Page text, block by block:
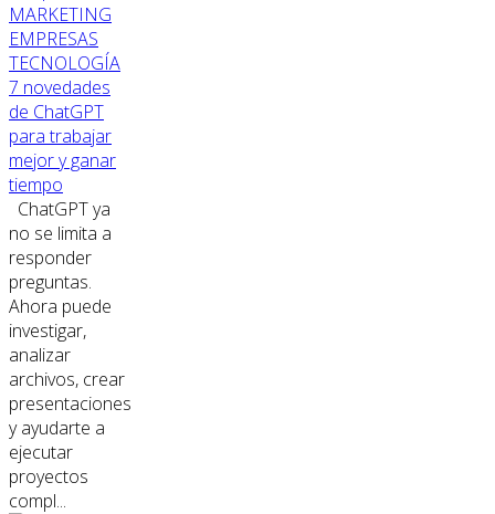
MARKETING
EMPRESAS
TECNOLOGÍA
7 novedades
de ChatGPT
para trabajar
mejor y ganar
tiempo
ChatGPT ya
no se limita a
responder
preguntas.
Ahora puede
investigar,
analizar
archivos, crear
presentaciones
y ayudarte a
ejecutar
proyectos
compl...